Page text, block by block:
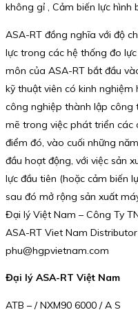
không gỉ , Cảm biến lực hình
ASA-RT đồng nghĩa với độ
lực trong các hệ thống đo
môn của ASA-RT bắt đầu
kỹ thuật viên có kinh
công nghiệp thành lập công
mẽ trong việc phát triển các
điểm đó, vào cuối những
đầu hoạt động, với việc sản
lực đầu tiên (hoặc cảm biến
sau đó mở rộng sản xuất
Đại lý Việt Nam – Công Ty
ASA-RT Viet Nam
phu@hgpvietnam.com
Đại lý ASA-RT Việt Nam
ATB – / NXM90 6000 / A S